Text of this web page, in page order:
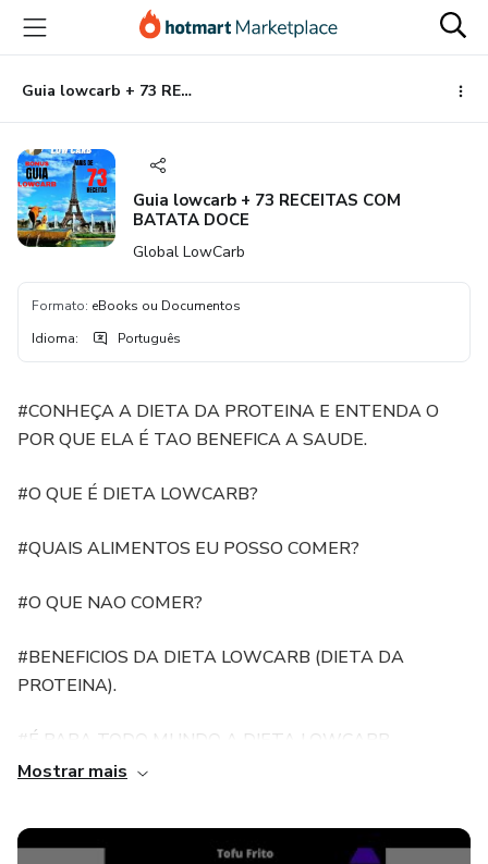
para
conteúdo
principal
para
pagamento
para
rodapé
Guia lowcarb + 73 RECEITAS COM BATATA DOCE
Guia lowcarb + 73 RECEITAS COM
BATATA DOCE
Global LowCarb
Formato: eBooks ou Documentos
Idioma: Português
#CONHEÇA A DIETA DA PROTEINA E ENTENDA O
POR QUE ELA É TAO BENEFICA A SAUDE.
#O QUE É DIETA LOWCARB?
#QUAIS ALIMENTOS EU POSSO COMER?
#O QUE NAO COMER?
#BENEFICIOS DA DIETA LOWCARB (DIETA DA
PROTEINA).
#É PARA TODO MUNDO A DIETA LOWCARB.
# 135 RECEITAS DE PIZZAS LOWCARB PARA
Mostrar mais